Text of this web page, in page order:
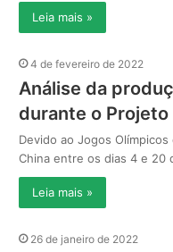
Leia mais »
4 de fevereiro de 2022
Análise da
durante o Projeto
Devido ao Jogos
China entre os dias 4 e 20
Leia mais »
26 de janeiro de 2022